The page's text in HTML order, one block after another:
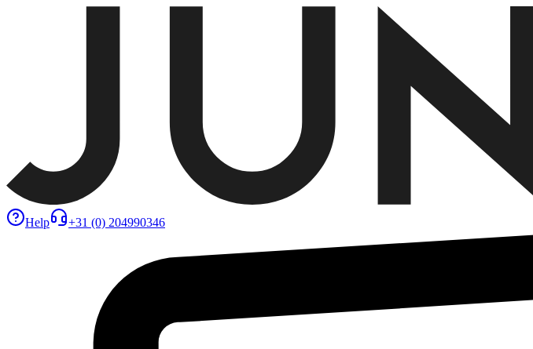
Help +31 (0) 204990346